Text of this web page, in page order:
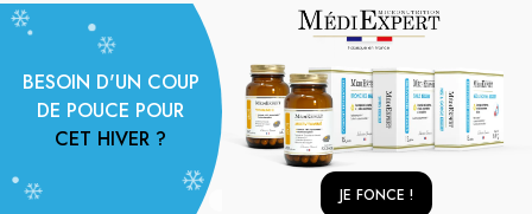
BESOIN D'UN COUP
DE POUCE POUR
CET HIVER ?
JE FONCE !